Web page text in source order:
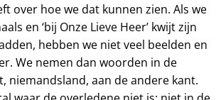
over hoe we dat kunnen zien. Als we
en ‘bij Onze Lieve Heer’ kwijt zijn
hebben we niet veel beelden en
We nemen dan woorden in de
niemandsland, aan de andere kant.